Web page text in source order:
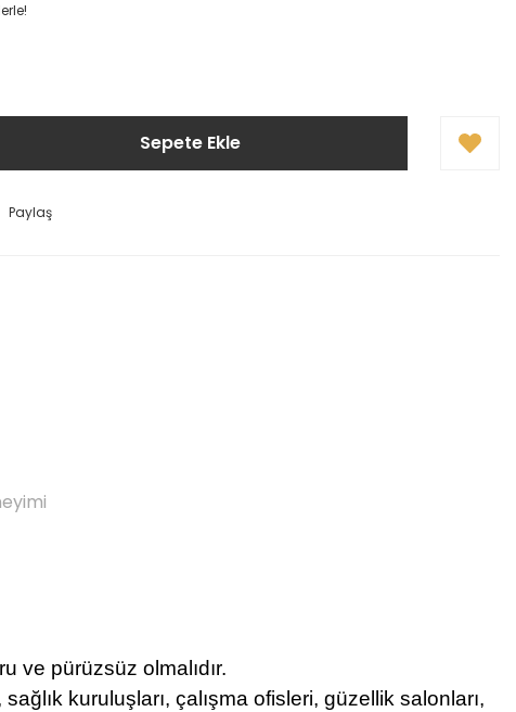
Sepete Ekle
Paylaş
ve pürüzsüz olmalıdır.
kuruluşları, çalışma ofisleri, güzellik salonları,